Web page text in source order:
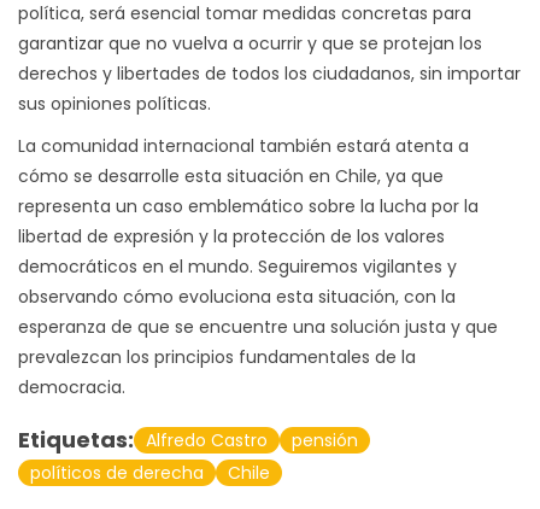
política, será esencial tomar medidas concretas para
garantizar que no vuelva a ocurrir y que se protejan los
derechos y libertades de todos los ciudadanos, sin importar
sus opiniones políticas.
La comunidad internacional también estará atenta a
cómo se desarrolle esta situación en Chile, ya que
representa un caso emblemático sobre la lucha por la
libertad de expresión y la protección de los valores
democráticos en el mundo. Seguiremos vigilantes y
observando cómo evoluciona esta situación, con la
esperanza de que se encuentre una solución justa y que
prevalezcan los principios fundamentales de la
democracia.
Etiquetas: Alfredo Castro
pensión
políticos de derecha
Chile